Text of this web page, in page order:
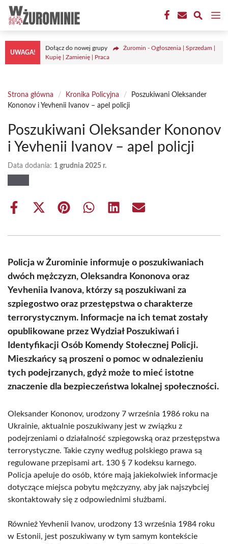
Przejdź
treści
UWAGA!
Dołącz do nowej grupy
Żuromin - Ogłoszenia | Sprzedam |
Kupię | Zamienię | Praca
Strona główna / Kronika Policyjna /
Poszukiwani Oleksander
Kononov i Yevhenii Ivanov – apel policji
Poszukiwani Oleksander Kononov
i Yevhenii Ivanov – apel policji
Data dodania: 1 grudnia 2025 r.
Share
Share
(Twitter)
Share Share Share Share
Policja w Żurominie informuje o poszukiwaniach
dwóch mężczyzn, Oleksandra Kononova oraz
Yevheniia Ivanova, którzy są poszukiwani za
szpiegostwo oraz przestępstwa o charakterze
terrorystycznym. Informacje na ich temat zostały
opublikowane przez Wydział Poszukiwań i
Identyfikacji Osób Komendy Stołecznej Policji.
Mieszkańcy są proszeni o pomoc w odnalezieniu
tych podejrzanych, gdyż może to mieć istotne
znaczenie dla bezpieczeństwa lokalnej społeczności.
Oleksander Kononov, urodzony 7 września 1986 roku na
Ukrainie, aktualnie poszukiwany jest w związku z
podejrzeniami o działalność szpiegowską oraz przestępstwa
terrorystyczne. Takie czyny według polskiego prawa są
regulowane przepisami art. 130 § 7 kodeksu karnego.
Policja apeluje do osób, które mają jakiekolwiek informacje
dotyczące miejsca pobytu mężczyzny, aby jak najszybciej
skontaktowały się z odpowiednimi służbami.
Również Yevhenii Ivanov, urodzony 13 września 1984 roku
w Estonii, jest poszukiwany w tym samym kontekście